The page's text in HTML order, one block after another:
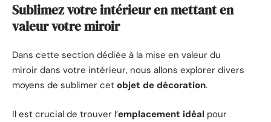
Sublimez votre intérieur en mettant en
valeur votre miroir
Dans cette section dédiée à la mise en valeur du
miroir dans votre intérieur, nous allons explorer divers
moyens de sublimer cet objet de décoration.
Il est crucial de trouver l’emplacement idéal pour